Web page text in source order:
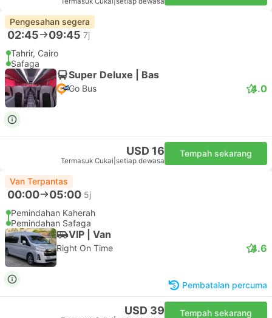
Pengesahan segera
02:45 09:45 7j
Tahrir, Cairo
Safaga
Super Deluxe | Bas
Go Bus 4.0
USD 16
Termasuk Cukai setiap dewasa
Tempah sekarang
Van Terpantas
00:00 05:00 5j
Pemindahan Kaherah
Pemindahan Safaga
VIP | Van
Right On Time 4.6
Pembatalan percuma
USD 39 Tempah sekarang